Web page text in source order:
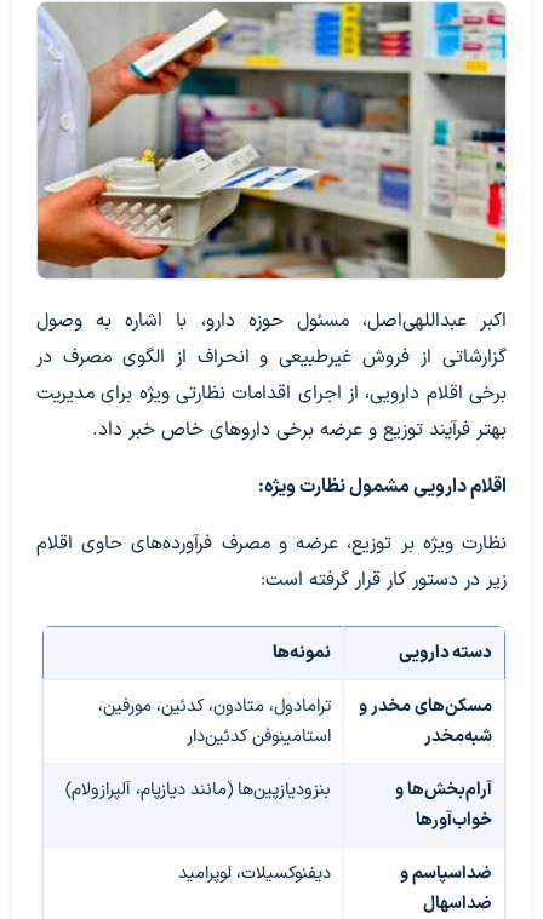
اکبر عبداللهی‌اصل، مسئول حوزه دارو، با اشاره به وصول
گزارشاتی از فروش غیرطبیعی و انحراف از الگوی مصرف در
برخی اقلام دارویی، از اجرای اقدامات نظارتی ویژه برای مدیریت
بهتر فرآیند توزیع و عرضه برخی داروهای خاص خبر داد.
اقلام دارویی مشمول نظارت ویژه:
نظارت ویژه بر توزیع، عرضه و مصرف فرآورده‌های حاوی اقلام
زیر در دستور کار قرار گرفته است:
دسته دارویی نمونه‌ها
مسکن‌های مخدر و
شبه‌مخدر
ترامادول، متادون، کدئین، مورفین،
استامینوفن کدئین‌دار
آرام‌بخش‌ها و
خواب‌آورها
بنزودیازپین‌ها (مانند دیازپام، آلپرازولام)
ضداسپاسم و
ضداسهال
دیفنوکسیلات، لوپرامید